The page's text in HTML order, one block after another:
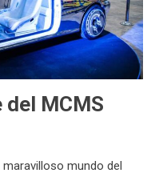
MCMS
mundo del